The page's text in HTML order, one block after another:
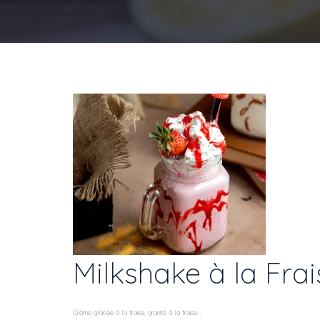
Milkshake à la
Crème glacée à la fraise, granité à la fraise...